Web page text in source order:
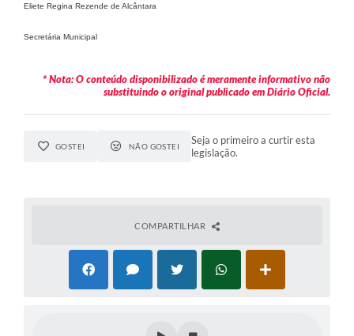
Eliete Regina Rezende de Alcântara
Secretária Municipal
* Nota: O conteúdo disponibilizado é meramente informativo não
substituindo o original publicado em Diário Oficial.
GOSTEI NÃO GOSTEI
Seja o primeiro a curtir esta
legislação.
COMPARTILHAR